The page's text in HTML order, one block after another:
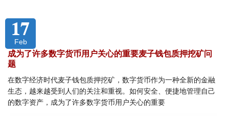
17
Feb
成为了许多数字货币用户关心的重要麦子钱包质押挖矿问
题
在数字经济时代麦子钱包质押挖矿，数字货币作为一种全新的金融
生态，越来越受到人们的关注和重视。如何安全、便捷地管理自己
的数字资产，成为了许多数字货币用户关心的重要